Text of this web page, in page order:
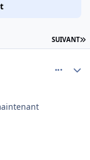
SUIVANT